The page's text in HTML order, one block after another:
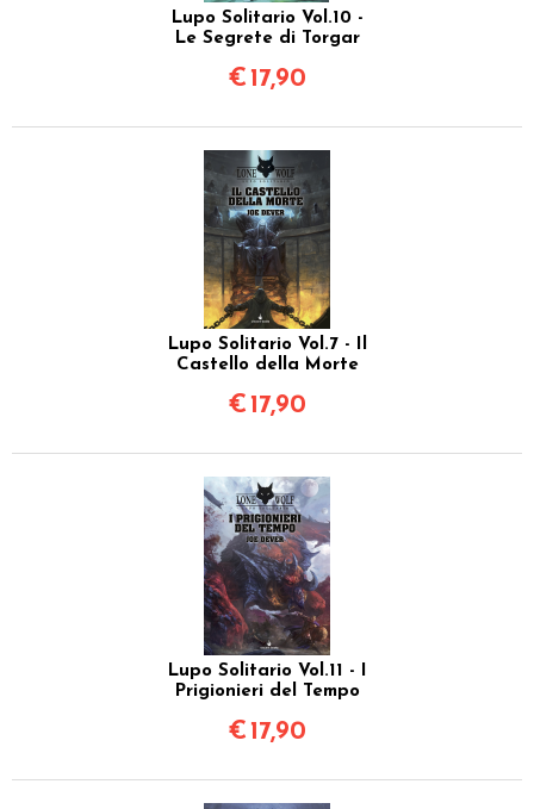
Lupo Solitario Vol.10 -
Le Segrete di Torgar
€ 17,90
Lupo Solitario Vol.7 - Il
Castello della Morte
€ 17,90
Lupo Solitario Vol.11 - I
Prigionieri del Tempo
€ 17,90